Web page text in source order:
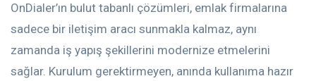
OnDialer’ın bulut tabanlı çözümleri, emlak firmalarına
sadece bir iletişim aracı sunmakla kalmaz, aynı
zamanda iş yapış şekillerini modernize etmelerini
sağlar. Kurulum gerektirmeyen, anında kullanıma hazır